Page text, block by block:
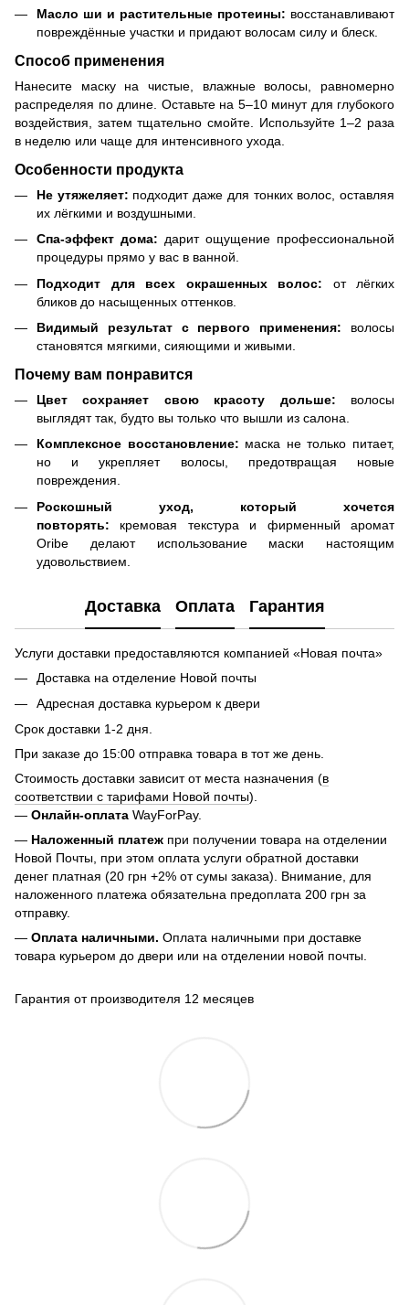
Масло ши и растительные протеины: восстанавливают
повреждённые участки и придают волосам силу и блеск.
Способ применения
Нанесите маску на чистые, влажные волосы, равномерно
распределяя по длине. Оставьте на 5–10 минут для глубокого
воздействия, затем тщательно смойте. Используйте 1–2 раза
в неделю или чаще для интенсивного ухода.
Особенности продукта
Не утяжеляет: подходит даже для тонких волос, оставляя
их лёгкими и воздушными.
Спа-эффект дома: дарит ощущение профессиональной
процедуры прямо у вас в ванной.
Подходит для всех окрашенных волос: от лёгких
бликов до насыщенных оттенков.
Видимый результат с первого применения: волосы
становятся мягкими, сияющими и живыми.
Почему вам понравится
Цвет сохраняет свою красоту дольше: волосы
выглядят так, будто вы только что вышли из салона.
Комплексное восстановление: маска не только питает,
но и укрепляет волосы, предотвращая новые
повреждения.
Роскошный уход, который хочется
повторять: кремовая текстура и фирменный аромат
Oribe делают использование маски настоящим
удовольствием.
Доставка Оплата Гарантия
Услуги доставки предоставляются компанией «Новая почта»
Доставка на отделение Новой почты
Адресная доставка курьером к двери
Срок доставки 1-2 дня.
При заказе до 15:00 отправка товара в тот же день.
Стоимость доставки зависит от места назначения (в
соответствии с тарифами Новой почты).
— Онлайн-оплата WayForPay.
— Наложенный платеж при получении товара на отделении
Новой Почты, при этом оплата услуги обратной доставки
денег платная (20 грн +2% от сумы заказа). Внимание, для
наложенного платежа обязательна предоплата 200 грн за
отправку.
— Оплата наличными. Оплата наличными при доставке
товара курьером до двери или на отделении новой почты.
Гарантия от производителя 12 месяцев